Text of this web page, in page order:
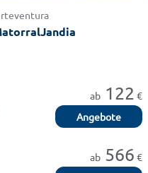
ab122 €
Angebote
ab566 €